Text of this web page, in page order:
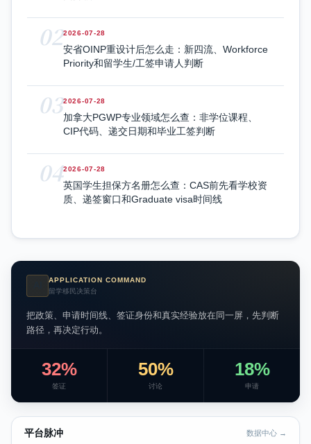
022026-07-28
安省OINP重设计后怎么走：新四流、Workforce
Priority和留学生/工签申请人判断
032026-07-28
加拿大PGWP专业领域怎么查：非学位课程、
CIP代码、递交日期和毕业工签判断
042026-07-28
英国学生担保方名册怎么查：CAS前先看学校资
质、递签窗口和Graduate visa时间线
APPLICATION COMMAND
留学移民决策台
把政策、申请时间线、签证身份和真实经验放在同一屏，先判断
路径，再决定行动。
32%
签证
50%
讨论
18%
申请
平台脉冲 数据中心 →